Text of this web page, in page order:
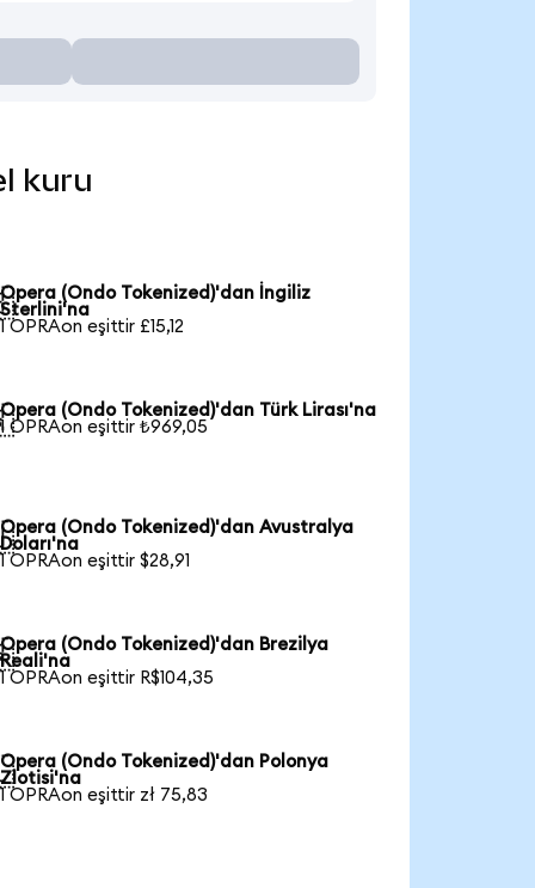
kuru
Opera (Ondo Tokenized)'dan İngiliz
Sterlini'na
1 OPRAon eşittir £15,12
Opera (Ondo Tokenized)'dan Türk Lirası'na
1 OPRAon eşittir ₺969,05
Opera (Ondo Tokenized)'dan Avustralya
Doları'na
1 OPRAon eşittir $28,91
Opera (Ondo Tokenized)'dan Brezilya
Reali'na
1 OPRAon eşittir R$104,35
Opera (Ondo Tokenized)'dan Polonya
Zlotisi'na
1 OPRAon eşittir zł 75,83